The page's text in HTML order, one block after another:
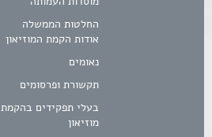
החלטות הממשלה
אודות הקמת המוזיאון
נאומים
תקשורת ופרסומים
בעלי תפקידים בהקמת
מוזיאון